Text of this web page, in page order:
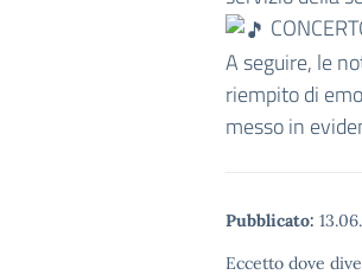
A seguire, le
riempito di
messo in
Pubblicato:
Eccetto dove